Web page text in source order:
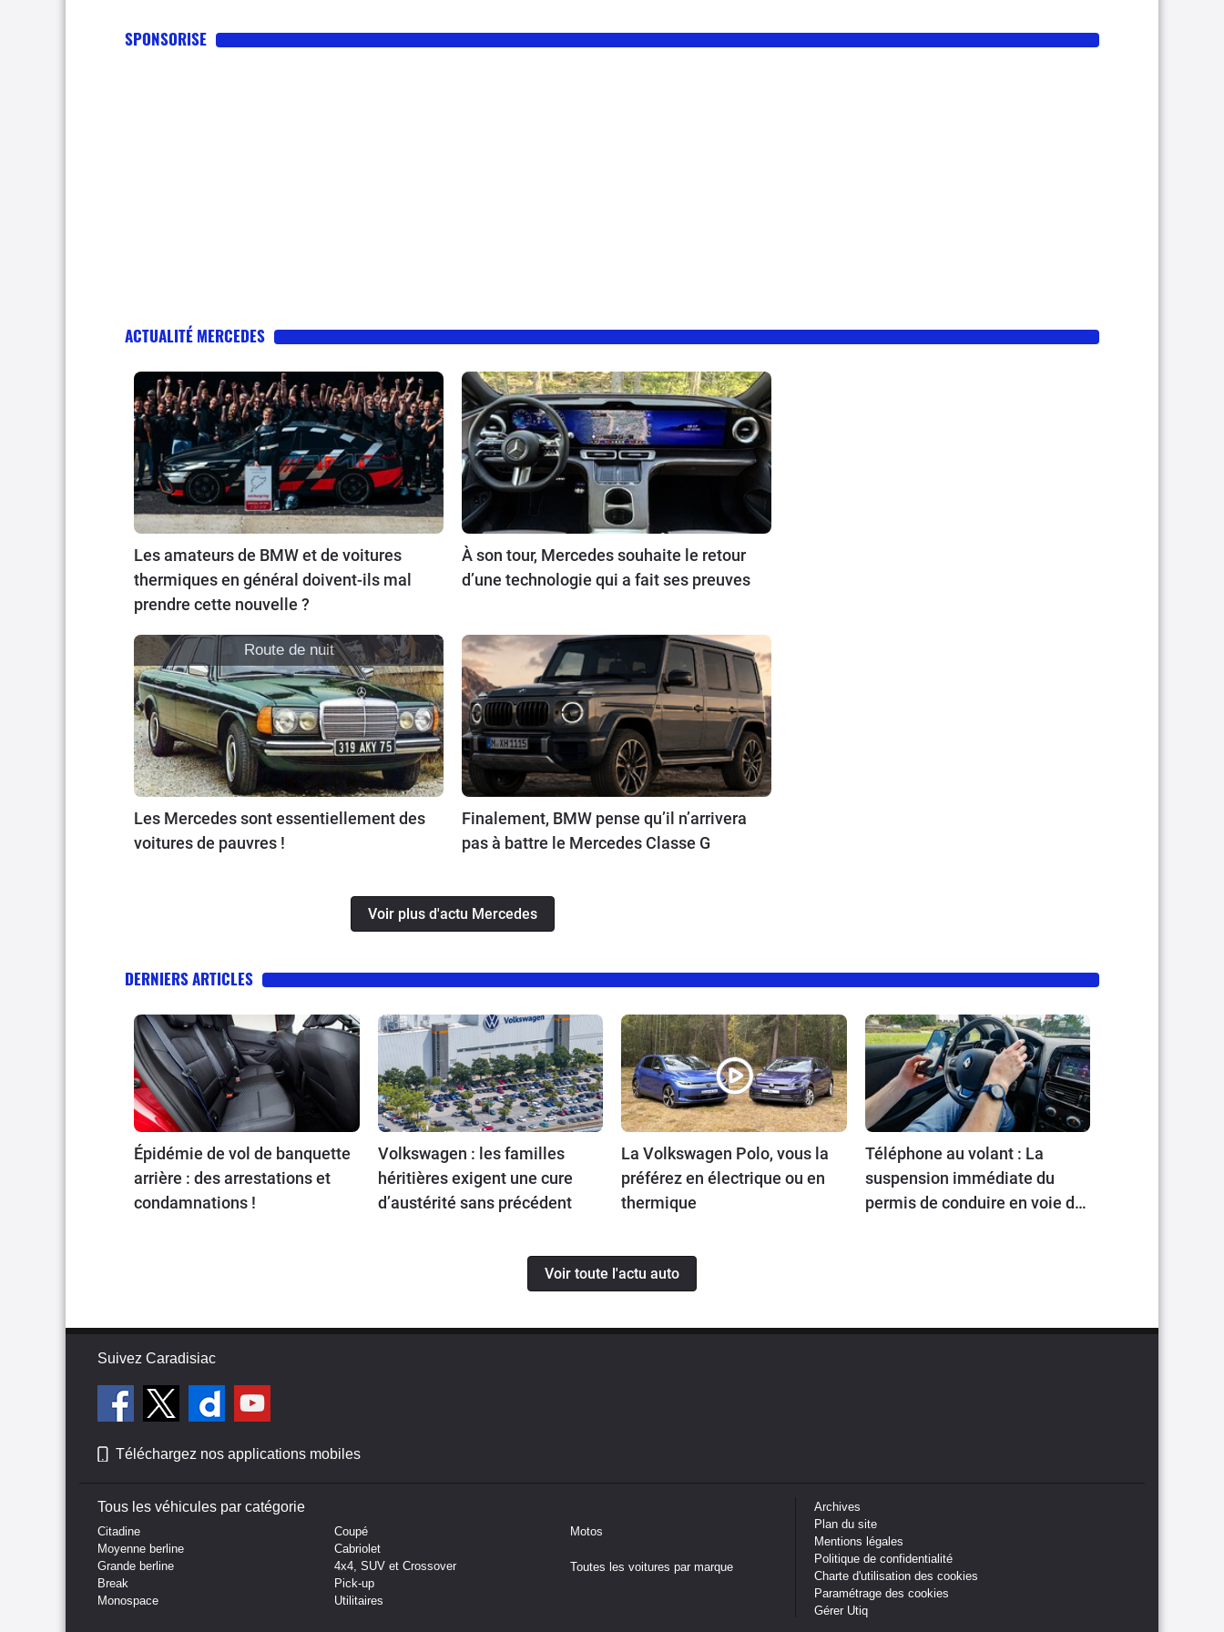
SPONSORISE
ACTUALITÉ MERCEDES
Les amateurs de BMW et de voitures
thermiques en général doivent-ils mal
prendre cette nouvelle ?
À son tour, Mercedes souhaite le retour
d’une technologie qui a fait ses preuves
Route de nuit
Les Mercedes sont essentiellement des
voitures de pauvres !
Finalement, BMW pense qu’il n’arrivera
pas à battre le Mercedes Classe G
Voir plus d'actu Mercedes
DERNIERS ARTICLES
Épidémie de vol de banquette
arrière : des arrestations et
condamnations !
Volkswagen : les familles
héritières exigent une cure
d’austérité sans précédent
La Volkswagen Polo, vous la
préférez en électrique ou en
thermique
Téléphone au volant : La
suspension immédiate du
permis de conduire en voie de
Voir toute l'actu auto
Suivez Caradisiac
Téléchargez nos applications mobiles
Tous les véhicules par catégorie
Citadine
Moyenne berline
Grande berline
Break
Monospace
Coupé
Cabriolet
4x4, SUV et Crossover
Pick-up
Utilitaires
Motos
Toutes les voitures par marque
Archives
Plan du site
Mentions légales
Politique de confidentialité
Charte d'utilisation des cookies
Paramétrage des cookies
Gérer Utiq